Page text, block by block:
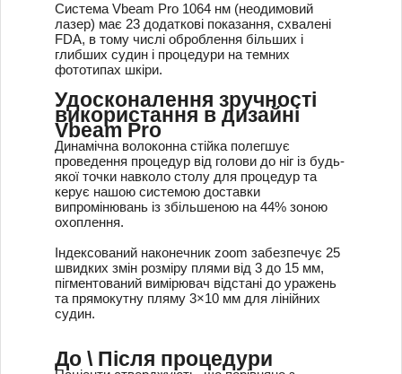
Система Vbeam Pro 1064 нм (неодимовий
лазер) має 23 додаткові показання, схвалені
FDA, в тому числі оброблення більших і
глибших судин і процедури на темних
фототипах шкіри.
Удосконалення зручності
використання в дизайні
Vbeam Pro
Динамічна волоконна стійка полегшує
проведення процедур від голови до ніг із будь-
якої точки навколо столу для процедур та
керує нашою системою доставки
випромінювань із збільшеною на 44% зоною
охоплення.
Індексований наконечник zoom забезпечує 25
швидких змін розміру плями від 3 до 15 мм,
пігментований вимірювач відстані до уражень
та прямокутну пляму 3×10 мм для лінійних
судин.
До \ Після процедури